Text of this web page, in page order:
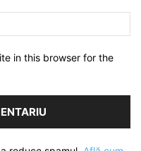
in this browser for the